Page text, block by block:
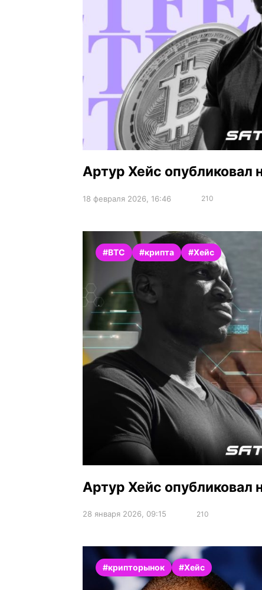
Артур Хейс опубликовал
18 февраля 2026, 16:46 210
#BTC #крипта #Хейс
Артур Хейс опубликовал
28 января 2026, 09:15 210
#крипторынок #Хейс